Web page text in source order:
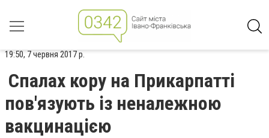
19:50, 7 червня 2017 р.
Спалах кору на Прикарпатті
пов'язують із неналежною
вакцинацією